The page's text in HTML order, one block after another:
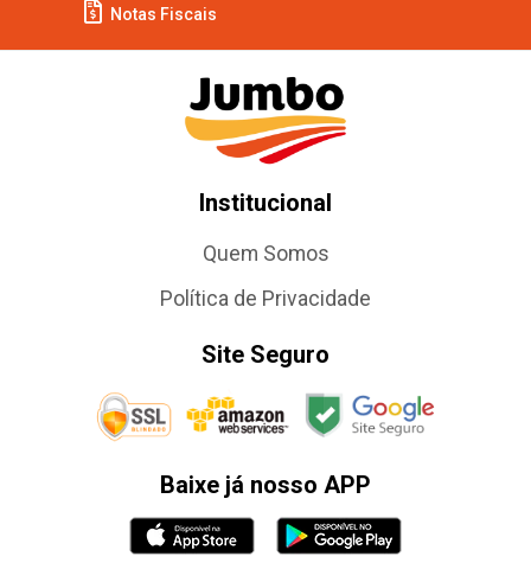
Notas Fiscais
Institucional
Quem Somos
Política de Privacidade
Site Seguro
Baixe já nosso APP